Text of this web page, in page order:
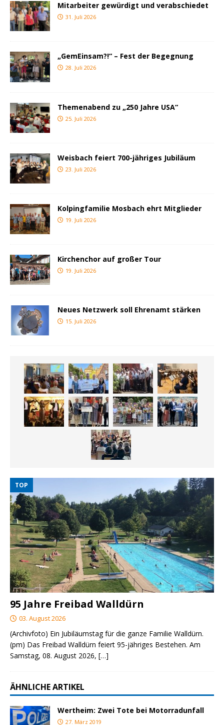
Mitarbeiter gewürdigt und verabschiedet
31. Juli 2026
„GemEinsam?!“ – Fest der Begegnung
28. Juli 2026
Themenabend zu „250 Jahre USA“
25. Juli 2026
Weisbach feiert 700-jähriges Jubiläum
23. Juli 2026
Kolpingfamilie Mosbach ehrt Mitglieder
19. Juli 2026
Kirchenchor auf großer Tour
19. Juli 2026
Neues Netzwerk soll Ehrenamt stärken
15. Juli 2026
TOP
95 Jahre Freibad Walldürn
03. August 2026
(Archivfoto) Ein Jubiläumstag für die ganze Familie Walldürn.
(pm) Das Freibad Walldürn feiert 95-jähriges Bestehen. Am
Samstag, 08. August 2026, […]
ÄHNLICHE ARTIKEL
Wertheim: Zwei Tote bei Motorradunfall
27. März 2019